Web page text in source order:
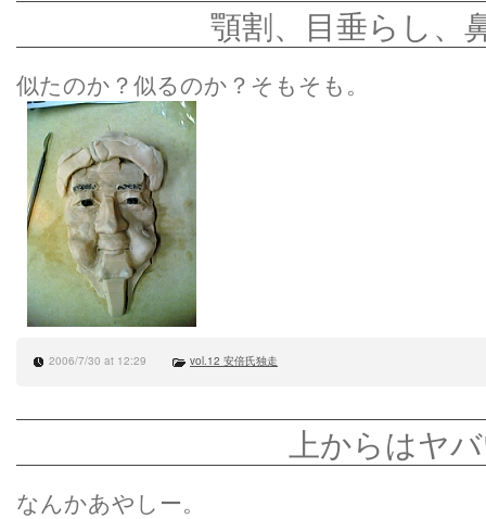
顎割、目垂らし、
似たのか？似るのか？そもそも。
2006/7/30 at 12:29 vol.12 安倍氏独走
上からはヤ
なんかあやしー。